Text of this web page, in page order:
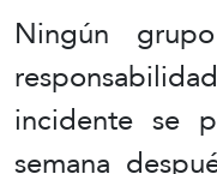
Ningún
incidente se
semana